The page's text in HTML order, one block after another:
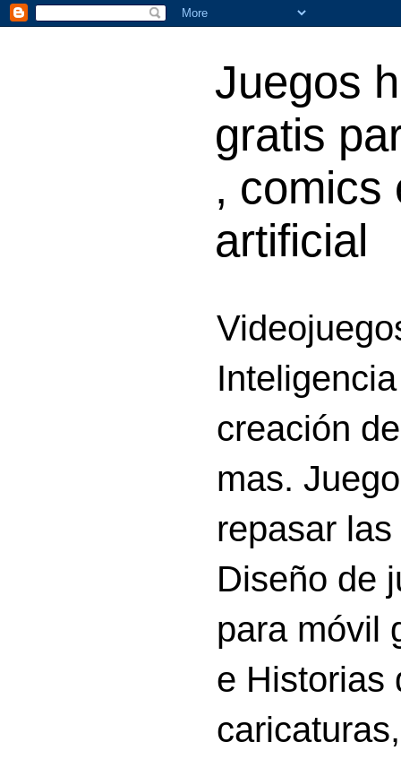
Juegos
gratis
, comics
artificial
creación
mas.
repasar
Diseño de
para móvil
e Historias